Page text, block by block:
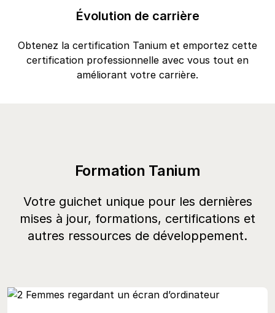
Évolution de carrière
Obtenez la certification Tanium et emportez cette
certification professionnelle avec vous tout en
améliorant votre carrière.
Formation Tanium
Votre guichet unique pour les dernières
mises à jour, formations, certifications et
autres ressources de développement.